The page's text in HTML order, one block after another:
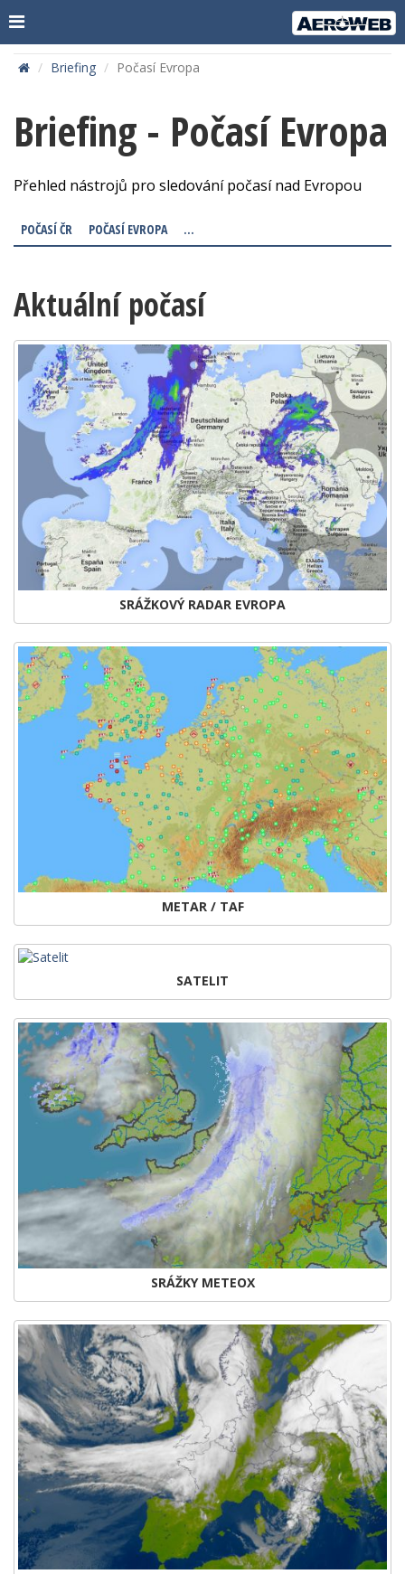
Briefing Počasí Evropa
Briefing - Počasí Evropa
Přehled nástrojů pro sledování počasí nad Evropou
POČASÍ ČR POČASÍ EVROPA ...
Aktuální počasí
SRÁŽKOVÝ RADAR EVROPA
METAR / TAF
SATELIT
SRÁŽKY METEOX